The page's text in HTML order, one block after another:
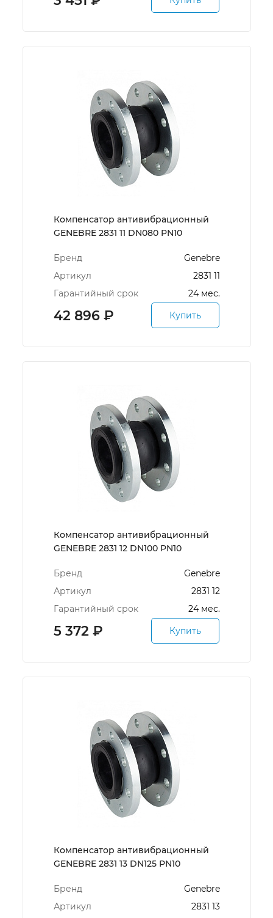
Компенсатор антивибрационный
GENEBRE 2831 11 DN080 PN10
Бренд
Genebre
Артикул
2831 11
Гарантийный срок
24 мес.
42 896₽ Купить
Компенсатор антивибрационный
GENEBRE 2831 12 DN100 PN10
Бренд
Genebre
Артикул
2831 12
Гарантийный срок
24 мес.
5 372₽ Купить
Компенсатор антивибрационный
GENEBRE 2831 13 DN125 PN10
Бренд
Genebre
Артикул
2831 13